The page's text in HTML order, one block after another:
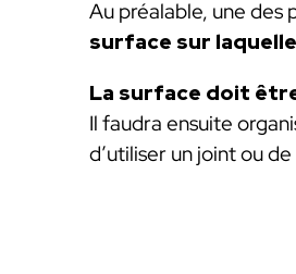
Au préalable, une des
surface sur
La surface doit
Il faudra ensuite
d’utiliser un joint ou